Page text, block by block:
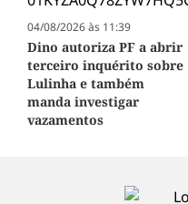
04/08/2026 às 11:39
Dino autoriza PF a abrir
terceiro inquérito sobre
Lulinha e também
manda investigar
vazamentos